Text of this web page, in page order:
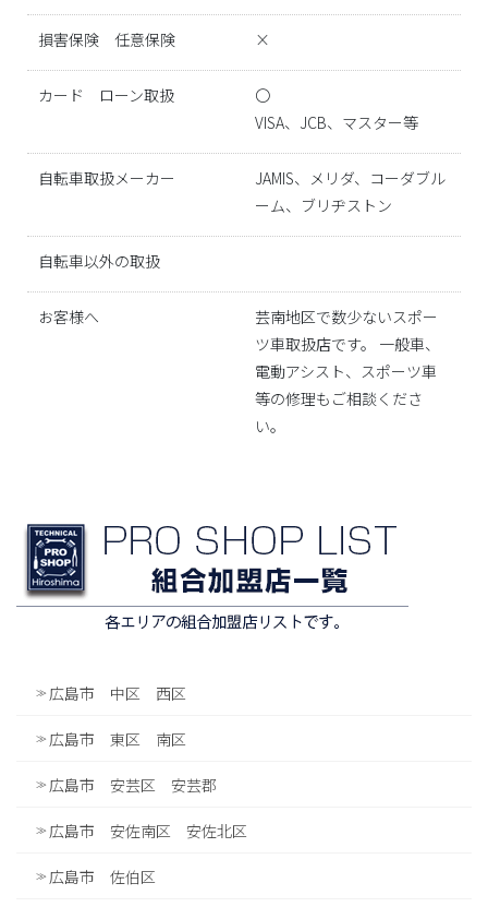
損害保険 任意保険 ×
カード ローン取扱
〇
VISA、JCB、マスター等
自転車取扱メーカー
JAMIS、メリダ、コーダブル
ーム、ブリヂストン
自転車以外の取扱
お客様へ
芸南地区で数少ないスポー
ツ車取扱店です。 一般車、
電動アシスト、スポーツ車
等の修理もご相談くださ
い。
広島市 中区 西区
広島市 東区 南区
広島市 安芸区 安芸郡
広島市 安佐南区 安佐北区
広島市 佐伯区